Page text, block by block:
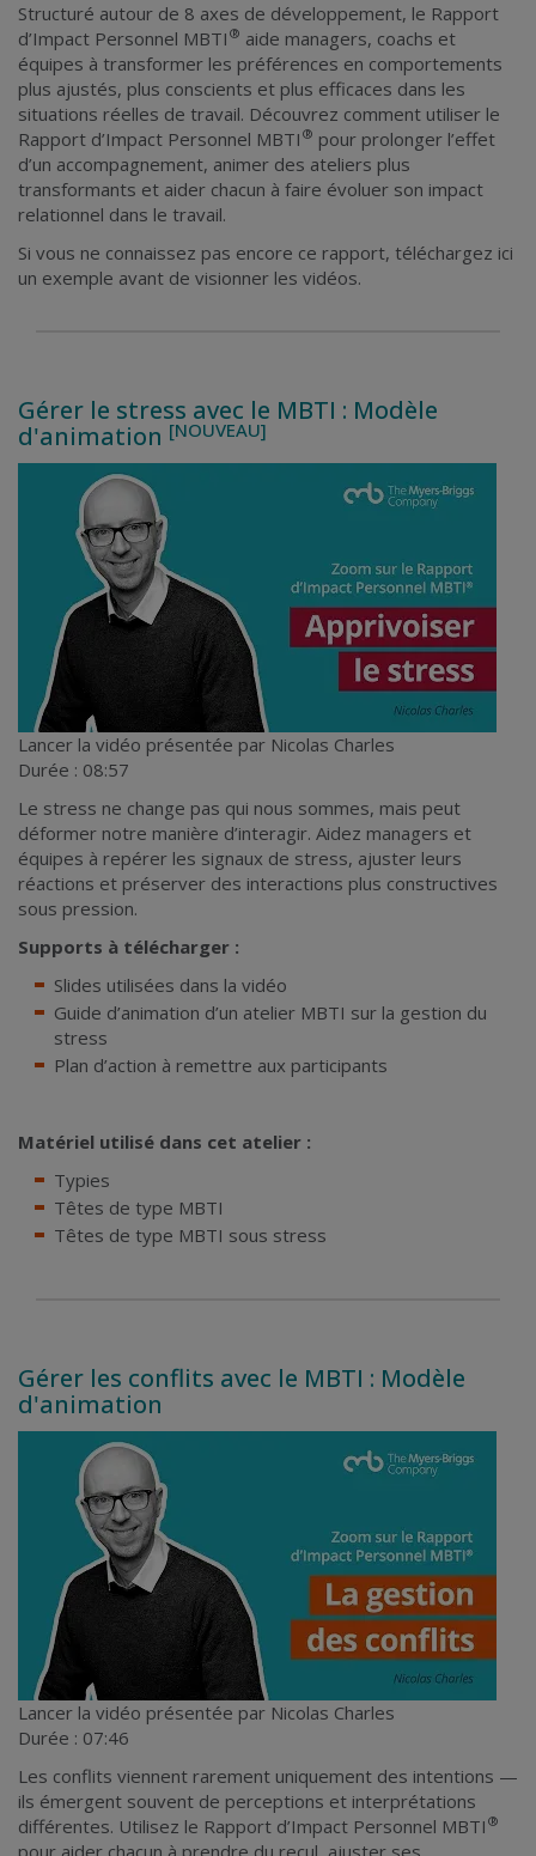
Structuré autour de 8 axes de développement, le Rapport
d’Impact Personnel MBTI ® aide managers, coachs et
équipes à transformer les préférences en comportements
plus ajustés, plus conscients et plus efficaces dans les
situations réelles de travail. Découvrez comment utiliser le
Rapport d’Impact Personnel MBTI ® pour prolonger l’effet
d’un accompagnement, animer des ateliers plus
transformants et aider chacun à faire évoluer son impact
relationnel dans le travail.
Si vous ne connaissez pas encore ce rapport, téléchargez ici
un exemple avant de visionner les vidéos.
Gérer le stress avec le MBTI : Modèle
d'animation [NOUVEAU]
Lancer la vidéo présentée par Nicolas Charles
Durée : 08:57
Le stress ne change pas qui nous sommes, mais peut
déformer notre manière d’interagir. Aidez managers et
équipes à repérer les signaux de stress, ajuster leurs
réactions et préserver des interactions plus constructives
sous pression.
Supports à télécharger :
Slides utilisées dans la vidéo
Guide d’animation d’un atelier MBTI sur la gestion du
stress
Plan d’action à remettre aux participants
Matériel utilisé dans cet atelier :
Typies
Têtes de type MBTI
Têtes de type MBTI sous stress
Gérer les conflits avec le MBTI : Modèle
d'animation
Lancer la vidéo présentée par Nicolas Charles
Durée : 07:46
Les conflits viennent rarement uniquement des intentions —
ils émergent souvent de perceptions et interprétations
différentes. Utilisez le Rapport d’Impact Personnel MBTI ®
pour aider chacun à prendre du recul, ajuster ses